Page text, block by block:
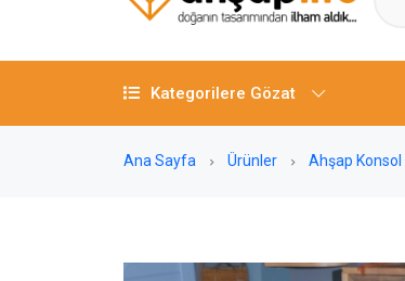
Kategorilere Gözat
Ana Sayfa Ürünler Ahşap Konsol